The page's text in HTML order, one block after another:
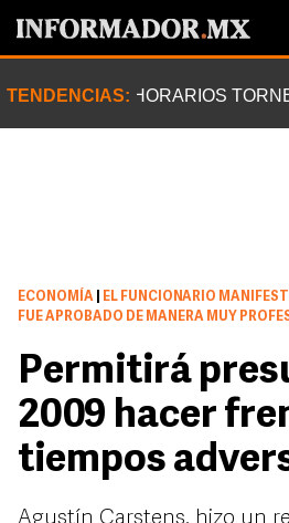
TENDENCIAS: HORARIOS
ECONOMÍA
EL FUNCIONARIO
FUE APROBADO DE MANERA MUY
Permitirá
2009 hacer
tiempos
Agustín Carstens, hizo un